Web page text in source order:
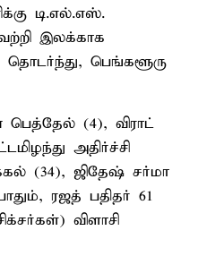
டி.எல்.எஸ்.
இலக்காக
பெங்களூரு
(4), விராட்
அதிர்ச்சி
(34), ஜிதேஷ் சர்மா
ரஜத் பதிதர் 61
விளாசி